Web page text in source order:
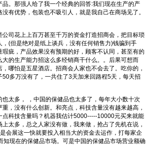
。那强人给了我一个经典的回答:我们现在生产的产
有优势，包装也不吸引人，就是我自己在商场见了。
花上上百万甚至千万的资金打造招商会，把目标琐
(但是绝对是纸上谈兵，没有任何销售力)钱骗到手
疵，产品效果没有预期的好，顾客不认同，甚至有的
的生产能力招这么多经销商干什么。。后果可想而
哪怕是五星酒店。招商会人家也不会去了。吃你的，
多万没有了，一共住了3天加来回路程5天，每天招
多， ，中国的保健品也太多了，每年大小数十次
，没有什么创新。和亮点，科技含量没有越来越高，
科技含量吗？机器我估计5000-----10000元买来就能
太多，总之人家没有做，我来做，抢占了先机在说，
会展这一快就要投入相当大的资金去运作，打每家企
现在的保健品市场。可是中国的保健品市场营业额确